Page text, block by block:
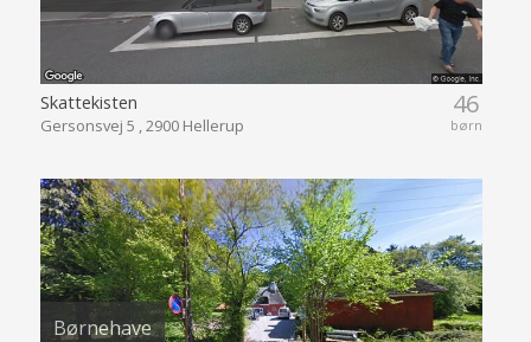
46
børn
Skattekisten
Gersonsvej 5 , 2900 Hellerup
Børnehave